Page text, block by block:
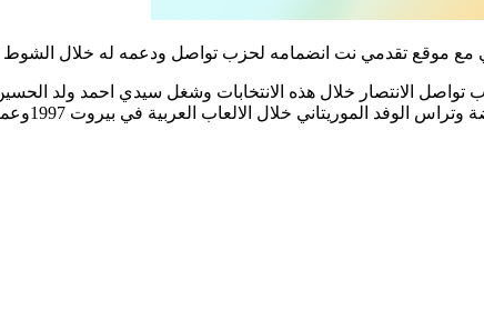
مع موقع تقدمي نت انضمامه لحزب تواصل ودعمه له خلال الشوط
الانتصار خلال هذه الانتخابات وشغل سيدي احمد ولد